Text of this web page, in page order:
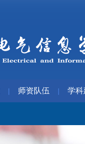
| 师资队伍 | 学